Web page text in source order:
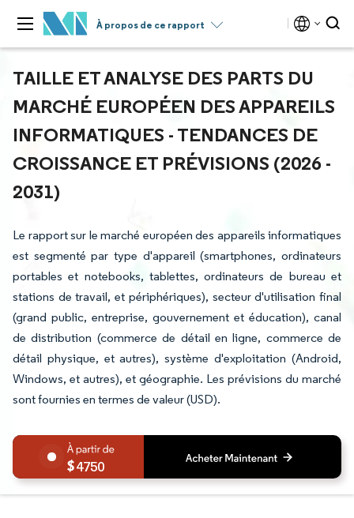
À propos de ce rapport
TAILLE ET ANALYSE DES PARTS DU
MARCHÉ EUROPÉEN DES APPAREILS
INFORMATIQUES - TENDANCES DE
CROISSANCE ET PRÉVISIONS (2026 -
2031)
Le rapport sur le marché européen des appareils informatiques
est segmenté par type d'appareil (smartphones, ordinateurs
portables et notebooks, tablettes, ordinateurs de bureau et
stations de travail, et périphériques), secteur d'utilisation final
(grand public, entreprise, gouvernement et éducation), canal
de distribution (commerce de détail en ligne, commerce de
détail physique, et autres), système d'exploitation (Android,
Windows, et autres), et géographie. Les prévisions du marché
sont fournies en termes de valeur (USD).
4750